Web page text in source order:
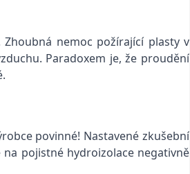
nemoc požírající plasty v
Paradoxem je, že proudění
povinné! Nastavené zkušební
pojistné hydroizolace negativně